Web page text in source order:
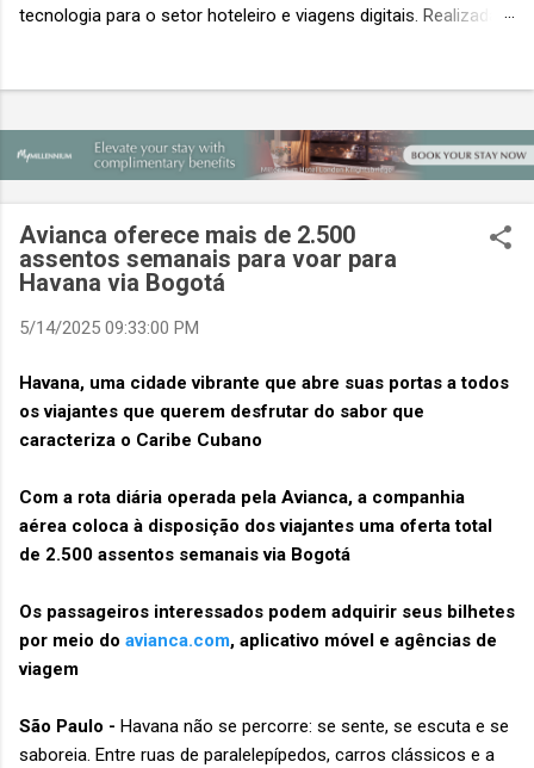
tecnologia para o setor hoteleiro e viagens digitais. Realizada
podem acessar os três eventos simultâneos A Travel Tech
Asia 2026 retorna de 21 a 23 de outubro de 2026 no Sands
compradores para explorar as inovações que moldam o futuro
das viagens. O evento também contará com a presença de
importantes nomes do setor e debates sobre as principais
tendências que impulsionam a próxima geração da tecnologia
Avianca oferece mais de 2.500
assentos semanais para voar para
Havana via Bogotá
5/14/2025 09:33:00 PM
Havana, uma cidade vibrante que abre suas portas a todos
os viajantes que querem desfrutar do sabor que
caracteriza o Caribe Cubano
Com a rota diária operada pela Avianca, a companhia
aérea coloca à disposição dos viajantes uma oferta total
de 2.500 assentos semanais via Bogotá
Os passageiros interessados podem adquirir seus bilhetes
por meio do avianca.com, aplicativo móvel e agências de
viagem
São Paulo - Havana não se percorre: se sente, se escuta e se
saboreia. Entre ruas de paralelepípedos, carros clássicos e a